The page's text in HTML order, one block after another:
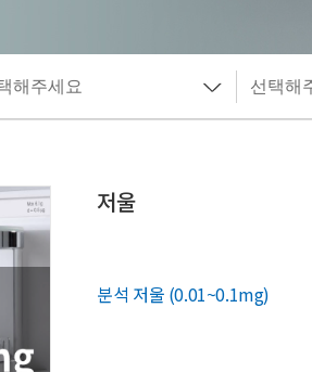
저울
분석 저울 (0.01~0.1mg)